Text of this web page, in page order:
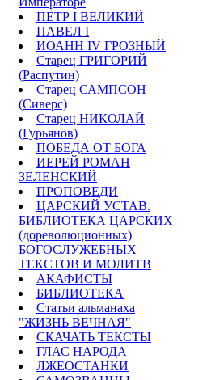
ПЁТР I ВЕЛИКИЙ
ПАВЕЛ I
ИОАНН IV ГРОЗНЫЙ
Старец ГРИГОРИЙ
(Распутин)
Старец САМПСОН
(Сиверс)
Старец НИКОЛАЙ
(Гурьянов)
ПОБЕДА ОТ БОГА
ИЕРЕЙ РОМАН
ЗЕЛЕНСКИЙ
ПРОПОВЕДИ
ЦАРСКИЙ УСТАВ.
БИБЛИОТЕКА ЦАРСКИХ
(дореволюционных)
БОГОСЛУЖЕБНЫХ
ТЕКСТОВ И МОЛИТВ
АКАФИСТЫ
БИБЛИОТЕКА
Статьи альманаха
"ЖИЗНЬ ВЕЧНАЯ"
СКАЧАТЬ ТЕКСТЫ
ГЛАС НАРОДА
ЛЖЕОСТАНКИ